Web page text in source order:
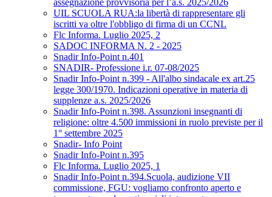
assegnazione provvisoria per l’a.s. 2025/2026
UIL SCUOLA RUA:la libertà di rappresentare gli
iscritti va oltre l'obbligo di firma di un CCNL
Flc Informa. Luglio 2025, 2
SADOC INFORMA N. 2 - 2025
Snadir Info-Point n.401
SNADIR- Professione i.r. 07-08/2025
Snadir Info-Point n.399 - All'albo sindacale ex art.25
legge 300/1970. Indicazioni operative in materia di
supplenze a.s. 2025/2026
Snadir Info-Point n.398. Assunzioni insegnanti di
religione: oltre 4.500 immissioni in ruolo previste per il
1° settembre 2025
Snadir- Info Point
Snadir Info-Point n.395
Flc Informa. Luglio 2025, 1
Snadir Info-Point n.394.Scuola, audizione VII
commissione, FGU: vogliamo confronto aperto e